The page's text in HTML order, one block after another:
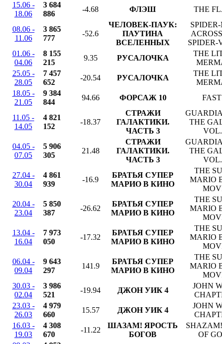
15.06 -
18.06
3 684
886
-4.68 ФЛЭШ THE
08.06 -
11.06
3 865
777
-52.6
ЧЕЛОВЕК-ПАУК:
ПАУТИНА
ВСЕЛЕННЫХ
SPIDER-
01.06 -
04.06
8 155
215
9.35 РУСАЛОЧКА
THE
25.05 -
28.05
7 457
652
-20.54 РУСАЛОЧКА
THE
18.05 -
21.05
9 384
844
94.66 ФОРСАЖ 10
11.05 -
14.05
4 821
152
-18.37
СТРАЖИ
ГАЛАКТИКИ.
ЧАСТЬ 3
THE
04.05 -
07.05
5 906
305
21.48
СТРАЖИ
ГАЛАКТИКИ.
ЧАСТЬ 3
THE
27.04 -
30.04
4 861
939
-16.9
БРАТЬЯ СУПЕР
МАРИО В КИНО
THE
MARIO
20.04 -
23.04
5 850
387
-26.62
БРАТЬЯ СУПЕР
МАРИО В КИНО
THE
MARIO
13.04 -
16.04
7 973
050
-17.32
БРАТЬЯ СУПЕР
МАРИО В КИНО
THE
MARIO
06.04 -
09.04
9 643
297
141.9
БРАТЬЯ СУПЕР
МАРИО В КИНО
THE
MARIO
30.03 -
02.04
3 986
521
-19.94 ДЖОН УИК 4
JOHN
23.03 -
26.03
4 979
660
15.57 ДЖОН УИК 4
JOHN
16.03 -
19.03
4 308
670
-11.22
ШАЗАМ! ЯРОСТЬ
БОГОВ
OF